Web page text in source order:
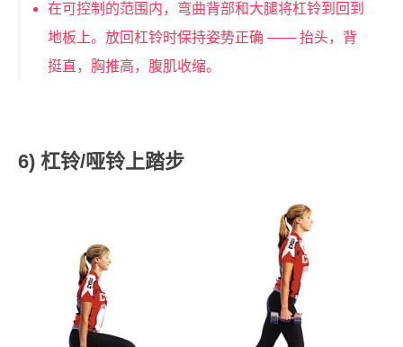
在可控制的范围内，弯曲背部和大腿将杠铃到回到
地板上。放回杠铃时保持姿势正确 —— 抬头，背
挺直，胸推高，腹肌收缩。
6) 杠铃/哑铃上踏步